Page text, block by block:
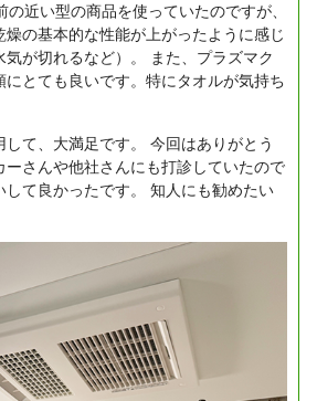
近い型の商品を使っていたのですが、
の基本的な性能が上がったように感じ
が切れるなど）。
また、プラズマク
にとても良いです。特にタオルが気持ち
て、大満足です。
今回はありがとう
ーさんや他社さんにも打診していたので
て良かったです。
知人にも勧めたい